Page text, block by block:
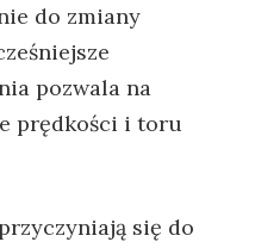
do zmiany
pozwala na
prędkości i toru
się do